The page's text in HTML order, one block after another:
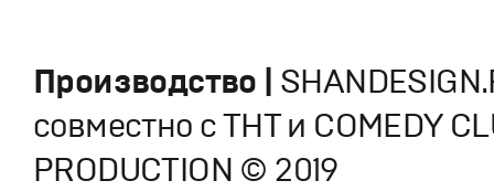
Производство |
совместно с ТНТ и COMEDY
PRODUCTION © 2019